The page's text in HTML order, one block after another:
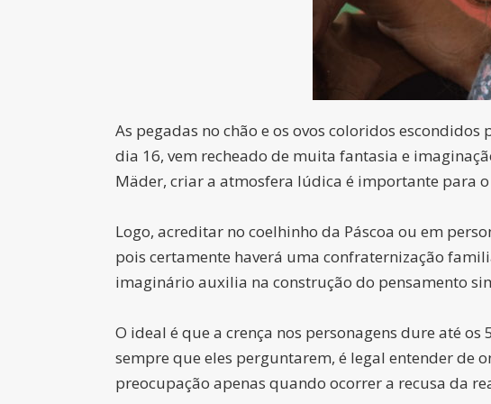
As pegadas no chão e os ovos coloridos
dia 16, vem recheado de muita fantasia e
Mäder, criar a atmosfera lúdica é importante para
Logo, acreditar no coelhinho da Páscoa ou em
pois certamente haverá uma confraternização
imaginário auxilia na construção do pensamento
O ideal é que a crença nos personagens dure até
sempre que eles perguntarem, é legal entender de
preocupação apenas quando ocorrer a recusa da